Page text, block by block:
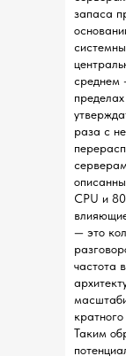
запаса
среднем
раза с
CPU и
— это
частота
Таким